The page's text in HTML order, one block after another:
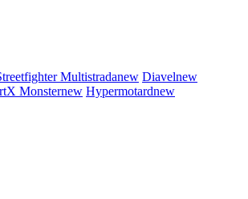
Multistradanew Diavelnew
Monsternew Hypermotardnew